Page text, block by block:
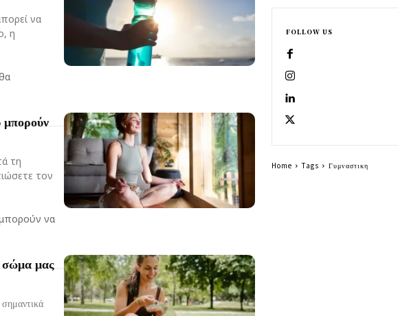
να
η
μπορούν
τη
τον
μπορούν να
σώμα μας
FOLLOW US
Home Tags Γυμναστικη